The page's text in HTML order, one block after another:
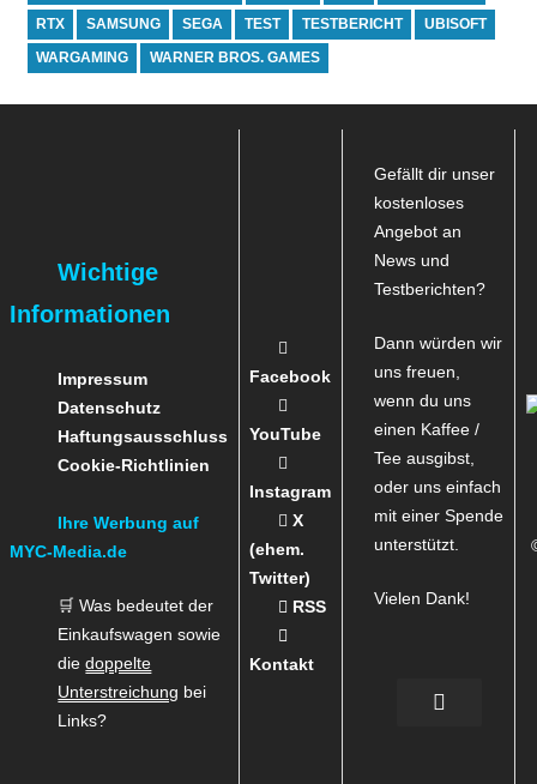
RTX SAMSUNG SEGA TEST TESTBERICHT UBISOFT
WARGAMING WARNER BROS. GAMES
Wichtige
Informationen
Impressum
Datenschutz
Haftungsausschluss
Cookie-Richtlinien
Ihre Werbung auf
MYC-Media.de
🛒 Was bedeutet der
Einkaufswagen sowie
diedoppelte
Unterstreichung bei
Links?
Facebook
YouTube
Instagram
X
(ehem.
Twitter)
RSS
Kontakt
Gefällt dir unser
kostenloses
Angebot an
News und
Testberichten?
Dann würden wir
uns freuen,
wenn du uns
einen Kaffee /
Tee ausgibst,
oder uns einfach
mit einer Spende
unterstützt.
Vielen Dank!